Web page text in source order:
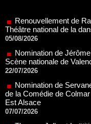
Nomination de
Scène nationale de
Nomination de
de la Comédie de
07/07/2026
Thomas Jolly et
TNP